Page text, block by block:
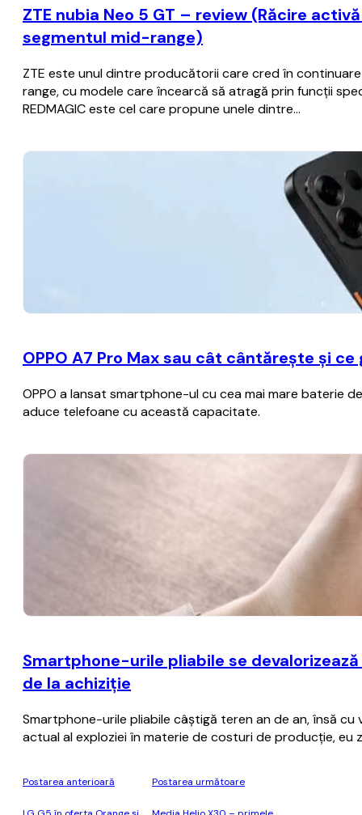
ZTE nubia Neo 5 GT – review (Răcire
segmentul mid-range)
ZTE este unul dintre producătorii care cred în
range, cu modele care încearcă să atragă prin funcții
REDMAGIC este cel care propune unele dintre…
OPPO A7 Pro Max sau cât cântărește și
OPPO a lansat smartphone-ul cu cea mai mare baterie
aduce telefoane cu această capacitate.
Smartphone-urile pliabile se
de la achiziţie
Smartphone-urile pliabile câştigă teren an de an, însă
actual al exploziei în materie de costuri de producţie,
Postarea anterioară Postarea următoare